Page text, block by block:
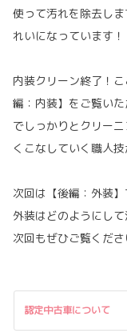
使って汚れを除去し
れいになっています！
内装クリーン終了！
編：内装】をご覧い
でしっかりとクリー
くこなしていく職人
次回は【後編：外装】
外装はどのようにし
次回もぜひご覧くださ
認定中古車について